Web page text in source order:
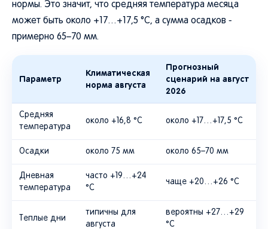
нормы. Это значит, что средняя температура месяца
может быть около +17…+17,5 °C, а сумма осадков -
примерно 65–70 мм.
Параметр
Климатическая
норма августа
Прогнозный
сценарий на август
2026
Средняя
температура
около +16,8 °C около +17…+17,5 °C
Осадки около 75 мм около 65–70 мм
Дневная
температура
часто +19…+24
°C
чаще +20…+26 °C
Теплые дни
типичны для
августа
вероятны +27…+29
°C